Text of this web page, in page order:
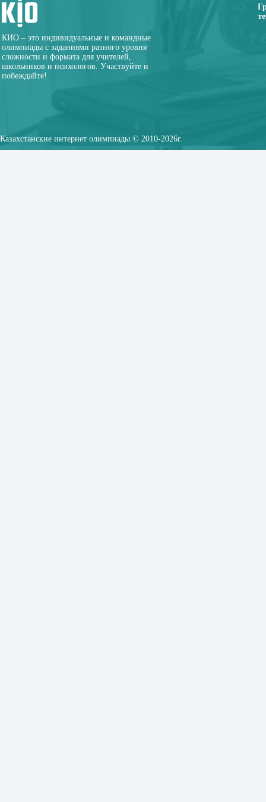
КИО – это индивидуальные и командные
олимпиады с заданиями разного уровня
сложности и формата для учителей,
школьников и психологов. Участвуйте и
побеждайте!
Казахстанские интернет олимпиады © 2010-2026г.